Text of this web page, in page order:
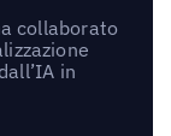
collaborato
in